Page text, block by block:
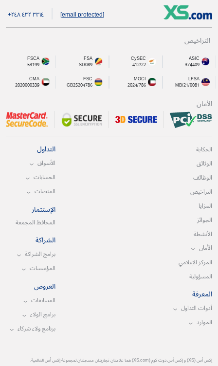
[email protected] +۲٤۸ ٤۳۲ ۳۳۱٤
التراخيص
ASIC
374409
CySEC
412/22
FSA
SD089
FSCA
53199
LFSA
MB/21/0081
MOCI
2024/786
FSC
GB25204786
CMA
2020000339
الأمان
الحكاية
الوثائق
الوظائف
التراخيص
المزايا
الجوائز
الأنشطة
الأمان
المركز الإعلامي
المسؤولية
المعرفة
أدوات التداول
الموارد
التداول
الأسواق
الحسابات
المنصات
الإستثمار
المحافظ المجمعة
الشراكة
برامج الشراكة
المؤسسات
العروض
المسابقات
برامج الولاء
برنامج ولاء شركاء
إكس أس (XS) و إكس أس دوت كوم (XS.com) هما علامتان تجاريتان مسجلتان لمجموعة إكس أس العالمية.